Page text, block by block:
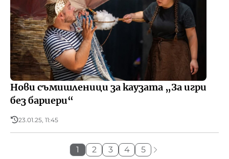
Нови съмишленици за каузата „За игри
без бариери“
23.01.25, 11:45
1 2 3 4 5